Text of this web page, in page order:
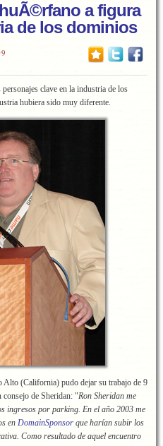
a figura
de los dominios
clave en la industria de los
hubiera sido muy diferente.
Alto (California) pudo dejar su trabajo de 9
consejo de Sheridan: "Ron Sheridan me
ingresos por parking. En el año 2003 me
en DomainSponsor que harían subir los
Como resultado de aquel encuentro